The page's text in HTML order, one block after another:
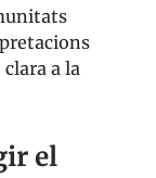
a la
el